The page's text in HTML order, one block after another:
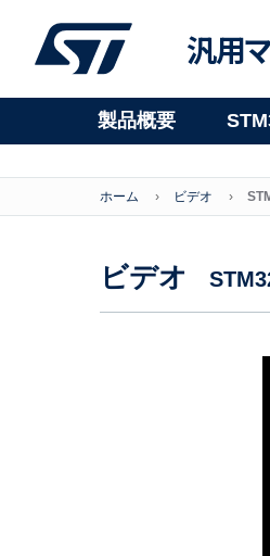
汎用
製品概要
ホーム ビデオ
ビデオ